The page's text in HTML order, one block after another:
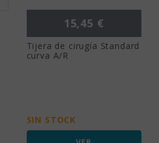
Precio
15,45 €
Tijera de cirugía Standard
curva A/R
SIN STOCK